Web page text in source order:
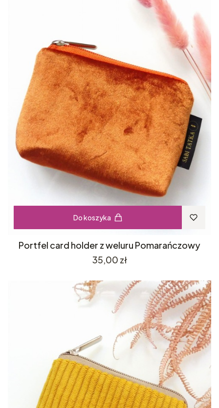
Do koszyka
Portfel card holder z weluru Pomarańczowy
Cena
35,00 zł